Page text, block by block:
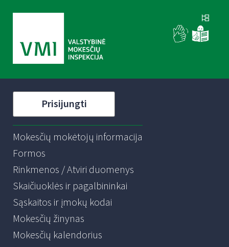
Prisijungti
Mokesčių mokėtojų informacija
Formos
Rinkmenos / Atviri duomenys
Skaičiuoklės ir pagalbininkai
Sąskaitos ir įmokų kodai
Mokesčių žinynas
Mokesčių kalendorius